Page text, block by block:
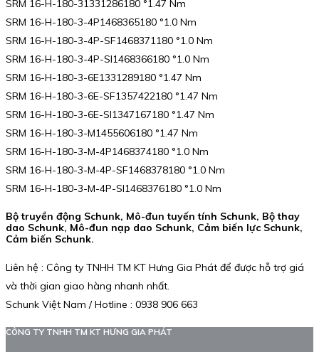
SRM 16-H-180-31331286180 °1.47 Nm
SRM 16-H-180-3-4P1468365180 °1.0 Nm
SRM 16-H-180-3-4P-SF1468371180 °1.0 Nm
SRM 16-H-180-3-4P-SI1468366180 °1.0 Nm
SRM 16-H-180-3-6E1331289180 °1.47 Nm
SRM 16-H-180-3-6E-SF1357422180 °1.47 Nm
SRM 16-H-180-3-6E-SI1347167180 °1.47 Nm
SRM 16-H-180-3-M1455606180 °1.47 Nm
SRM 16-H-180-3-M-4P1468374180 °1.0 Nm
SRM 16-H-180-3-M-4P-SF1468378180 °1.0 Nm
SRM 16-H-180-3-M-4P-SI1468376180 °1.0 Nm
Bộ truyền động Schunk, Mô-đun tuyến tính Schunk, Bộ thay
dao Schunk, Mô-đun nạp dao Schunk, Cảm biến lực Schunk,
Cảm biến Schunk.
Liên hệ : Công ty TNHH TM KT Hưng Gia Phát để được hỗ trợ giá
và thời gian giao hàng nhanh nhất.
Schunk Việt Nam / Hotline : 0938 906 663
CÔNG TY TNHH TM KT HƯNG GIA PHÁT